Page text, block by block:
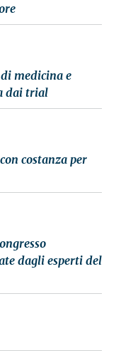
medicina e
dai trial
costanza per
dagli esperti del